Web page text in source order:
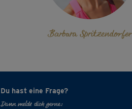
Barbara Spritzendorfer
Du hast eine Frage?
Dann melde dich gerne: